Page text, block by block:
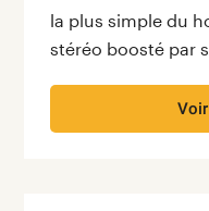
la plus simple du
stéréo boosté par